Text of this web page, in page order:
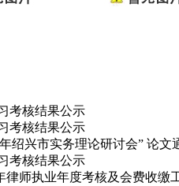
考核结果公示
考核结果公示
绍兴市实务理论研讨会” 论文
考核结果公示
律师执业年度考核及会费收缴